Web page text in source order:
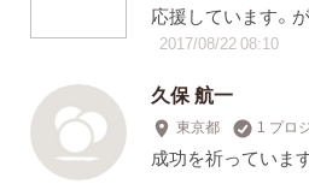
応援しています。
2017/08/22 08:10
久保 航一
東京都 1 プロ
成功を祈っています